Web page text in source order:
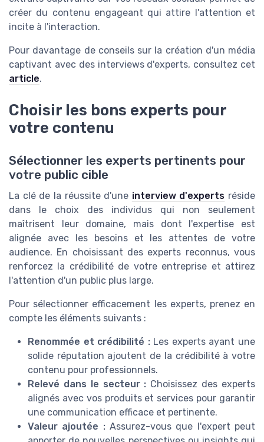
créer du contenu engageant qui attire l'attention et
incite à l'interaction.
Pour davantage de conseils sur la création d'un média
captivant avec des interviews d'experts, consultez cet
article.
Choisir les bons experts pour
votre contenu
Sélectionner les experts pertinents pour
votre public cible
La clé de la réussite d'une interview d'experts réside
dans le choix des individus qui non seulement
maîtrisent leur domaine, mais dont l'expertise est
alignée avec les besoins et les attentes de votre
audience. En choisissant des experts reconnus, vous
renforcez la crédibilité de votre entreprise et attirez
l'attention d'un public plus large.
Pour sélectionner efficacement les experts, prenez en
compte les éléments suivants :
Renommée et crédibilité :Les experts ayant une
solide réputation ajoutent de la crédibilité à votre
contenu pour professionnels.
Relevé dans le secteur : Choisissez des experts
alignés avec vos produits et services pour garantir
une communication efficace et pertinente.
Valeur ajoutée :Assurez-vous que l'expert peut